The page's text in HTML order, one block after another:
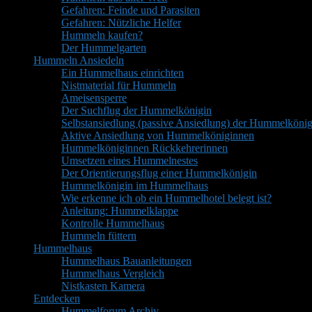
Gefahren: Feinde und Parasiten
Gefahren: Nützliche Helfer
Hummeln kaufen?
Der Hummelgarten
Hummeln Ansiedeln
Ein Hummelhaus einrichten
Nistmaterial für Hummeln
Ameisensperre
Der Suchflug der Hummelkönigin
Selbstansiedlung (passive Ansiedlung) der
Aktive Ansiedlung von Hummelköniginnen
Hummelköniginnen Rückkehrerinnen
Umsetzen eines Hummelnestes
Der Orientierungsflug einer Hummelkönigin
Hummelkönigin im Hummelhaus
Wie erkenne ich ob ein Hummelhotel belegt ist?
Anleitung: Hummelklappe
Kontrolle Hummelhaus
Hummeln füttern
Hummelhaus
Hummelhaus Bauanleitungen
Hummelhaus Vergleich
Nistkasten Kamera
Entdecken